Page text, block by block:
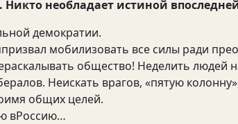
необладает истиной
демократии.
мобилизовать все силы ради
общество! Неделить людей
Неискать врагов, «пятую
общих целей.
вРоссию…